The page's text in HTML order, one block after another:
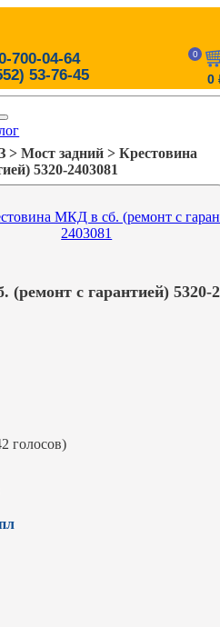
700-04-64
53-76-45
0
0
> Мост задний > Крестовина
5320-2403081
с гарантией) 5320-
голосов)